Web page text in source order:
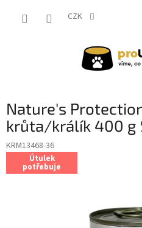
CZK
Nature's
krůta/králík 400 g
KRM13468-36
Útulek
potřebuje